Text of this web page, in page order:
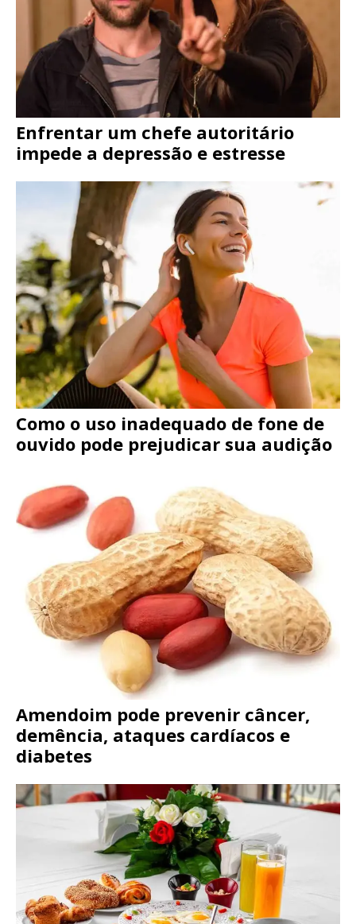
Enfrentar um chefe autoritário
impede a depressão e estresse
Como o uso inadequado de fone de
ouvido pode prejudicar sua audição
Amendoim pode prevenir câncer,
demência, ataques cardíacos e
diabetes